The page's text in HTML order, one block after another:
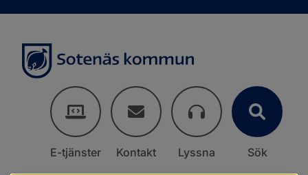
E-tjänster Kontakt Lyssna Sök